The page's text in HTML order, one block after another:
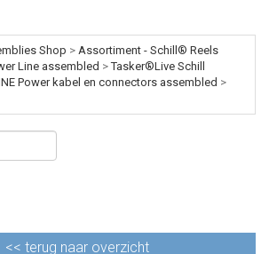
Shop > Assortiment - Schill® Reels
Line assembled >Tasker®Live Schill
Power kabel en connectors assembled >
<< terug naar overzicht